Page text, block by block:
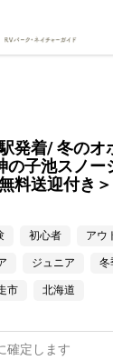
発着/ 冬のオ
の子池スノー
料送迎付き
初心者 アウ
ジュニア 冬
市 北海道
確定します